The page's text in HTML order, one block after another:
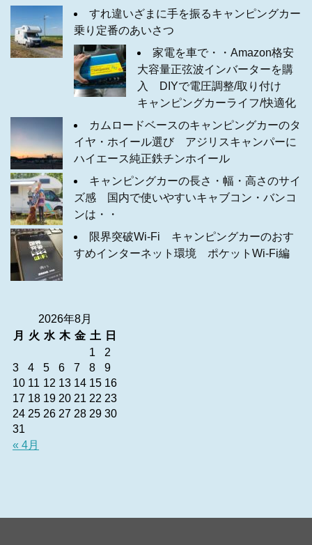
すれ違いざまに手を振るキャンピングカー
乗り定番のあいさつ
家電を車で・・Amazon格安
大容量正弦波インバーターを購
入 DIYで電圧調整/取り付け
キャンピングカーライフ/快適化
カムロードベースのキャンピングカーのタ
イヤ・ホイール選び アジリスキャンパーに
ハイエース純正鉄チンホイール
キャンピングカーの長さ・幅・高さのサイ
ズ感 国内で使いやすいキャブコン・バンコ
ンは・・
限界突破Wi-Fi キャンピングカーのおす
すめインターネット環境 ポケットWi-Fi編
2026年8月
月
火 水 木 金 土 日
« 4月
1
2
3
4 5 6 7 8
9
10 11 12 13 14 15 16
17 18 19 20 21 22 23
24 25 26 27 28 29 30
31